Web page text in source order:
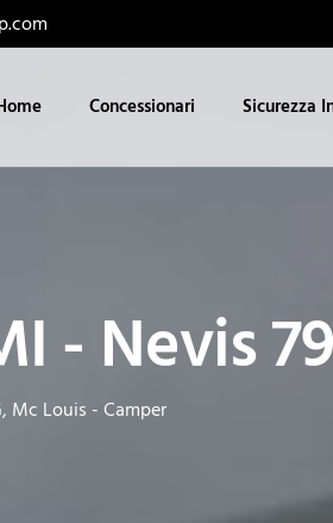
Concessionari Sicurezza
- Nevis
Mc Louis - Camper